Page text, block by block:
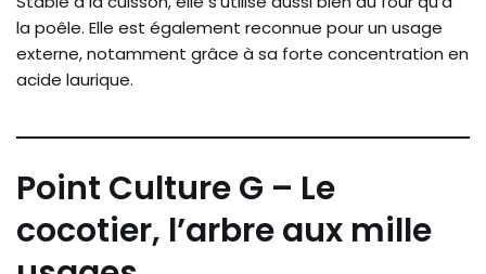
la poêle. Elle est également reconnue pour un usage
externe, notamment grâce à sa forte concentration en
acide laurique.
Point Culture G – Le
cocotier, l’arbre aux mille